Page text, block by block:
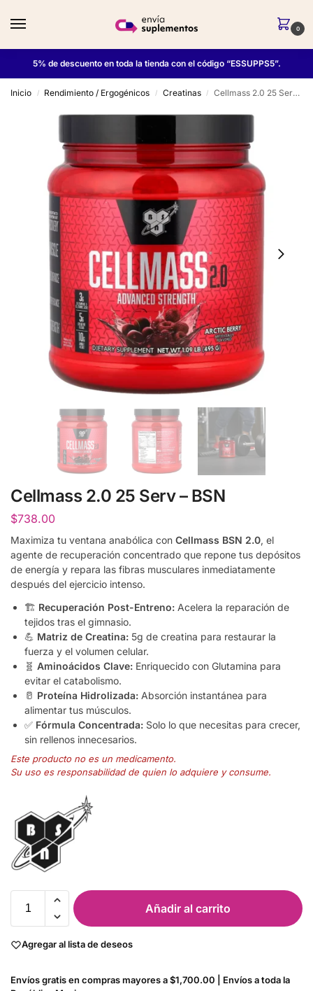
0
5% de descuento en toda la tienda con el código “ESSUPPS5”.
Inicio / Rendimiento / Ergogénicos / Creatinas / Cellmass 2.0 25 Serv – BSN
Cellmass 2.0 25 Serv – BSN
$738.00
Maximiza tu ventana anabólica con Cellmass BSN 2.0, el
agente de recuperación concentrado que repone tus depósitos
de energía y repara las fibras musculares inmediatamente
después del ejercicio intenso.
🏗️ Recuperación Post-Entreno: Acelera la reparación de
tejidos tras el gimnasio.
💪 Matriz de Creatina: 5g de creatina para restaurar la
fuerza y el volumen celular.
🧬 Aminoácidos Clave: Enriquecido con Glutamina para
evitar el catabolismo.
🥛 Proteína Hidrolizada: Absorción instantánea para
alimentar tus músculos.
✅ Fórmula Concentrada: Solo lo que necesitas para crecer,
sin rellenos innecesarios.
Este producto no es un medicamento.
Su uso es responsabilidad de quien lo adquiere y consume.
Añadir al carrito
Agregar al lista de deseos
Envíos gratis en compras mayores a $1,700.00 | Envíos a toda la